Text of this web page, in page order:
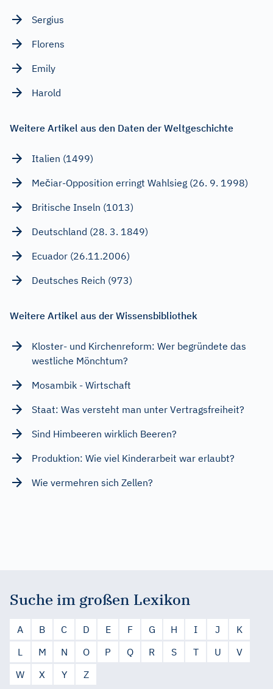
Sergius
Florens
Emily
Harold
Weitere Artikel aus den Daten der Weltgeschichte
Italien (1499)
Mečiar-Opposition erringt Wahlsieg (26. 9. 1998)
Britische Inseln (1013)
Deutschland (28. 3. 1849)
Ecuador (26.11.2006)
Deutsches Reich (973)
Weitere Artikel aus der Wissensbibliothek
Kloster- und Kirchenreform: Wer begründete das
westliche Mönchtum?
Mosambik - Wirtschaft
Staat: Was versteht man unter Vertragsfreiheit?
Sind Himbeeren wirklich Beeren?
Produktion: Wie viel Kinderarbeit war erlaubt?
Wie vermehren sich Zellen?
Suche im großen Lexikon
A B C D E F G H I J
K
L
M N O P Q R S T U
V
W
X Y Z